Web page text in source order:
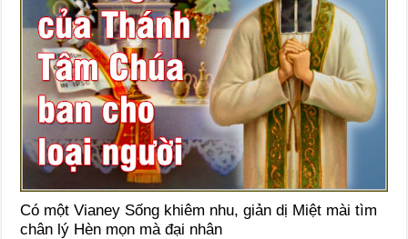
Có một Vianey Sống khiêm nhu, giản dị Miệt mài tìm
chân lý Hèn mọn mà đại nhân